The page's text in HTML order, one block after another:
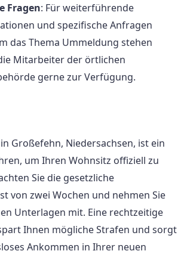
Fragen: Für weiterführende
und spezifische Anfragen
das Thema Ummeldung stehen
Mitarbeiter der örtlichen
gerne zur Verfügung.
Großefehn, Niedersachsen, ist ein
um Ihren Wohnsitz offiziell zu
Sie die gesetzliche
von zwei Wochen und nehmen Sie
Unterlagen mit. Eine rechtzeitige
Ihnen mögliche Strafen und sorgt
Ankommen in Ihrer neuen